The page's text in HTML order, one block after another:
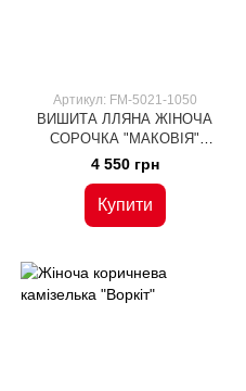
Артикул: FM-5021-1050
ВИШИТА ЛЛЯНА ЖІНОЧА
СОРОЧКА "МАКОВІЯ"
ЗЕЛЕНОГО КОЛЬОРУ (FM-
5020), 42(XS), льон
4 550 грн
Купити